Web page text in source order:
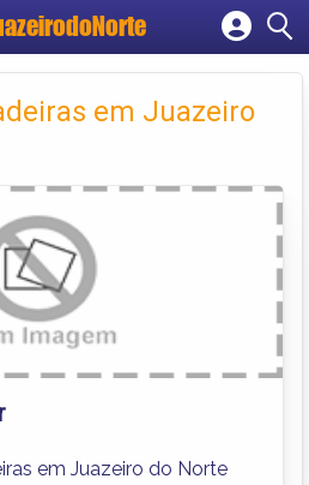
Cadastrar empresa
Criar contaem Juazeiro
em Juazeiro do Norte